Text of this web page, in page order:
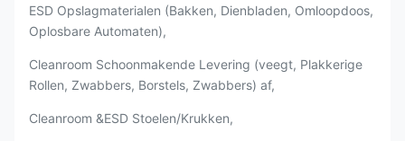
ESD Opslagmaterialen (Bakken, Dienbladen, Omloopdoos,
Oplosbare Automaten),
Cleanroom Schoonmakende Levering (veegt, Plakkerige
Rollen, Zwabbers, Borstels, Zwabbers) af,
Cleanroom &ESD Stoelen/Krukken,